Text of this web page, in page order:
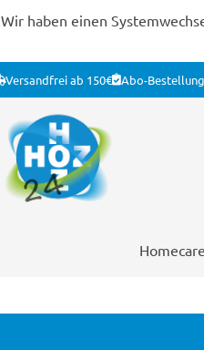
Wir haben einen
Versandfrei ab 150€ Abo-
Homecare